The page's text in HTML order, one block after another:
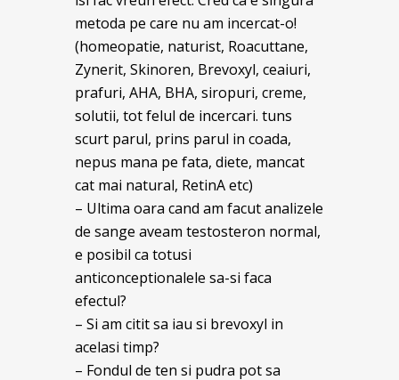
metoda pe care nu am incercat-o!
(homeopatie, naturist, Roacuttane,
Zynerit, Skinoren, Brevoxyl, ceaiuri,
prafuri, AHA, BHA, siropuri, creme,
solutii, tot felul de incercari. tuns
scurt parul, prins parul in coada,
nepus mana pe fata, diete, mancat
cat mai natural, RetinA etc)
– Ultima oara cand am facut analizele
de sange aveam testosteron normal,
e posibil ca totusi
anticonceptionalele sa-si faca
efectul?
– Si am citit sa iau si brevoxyl in
acelasi timp?
– Fondul de ten si pudra pot sa